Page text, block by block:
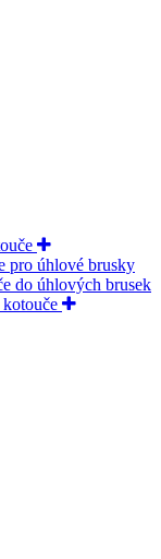
pro úhlové brusky
do úhlových brusek